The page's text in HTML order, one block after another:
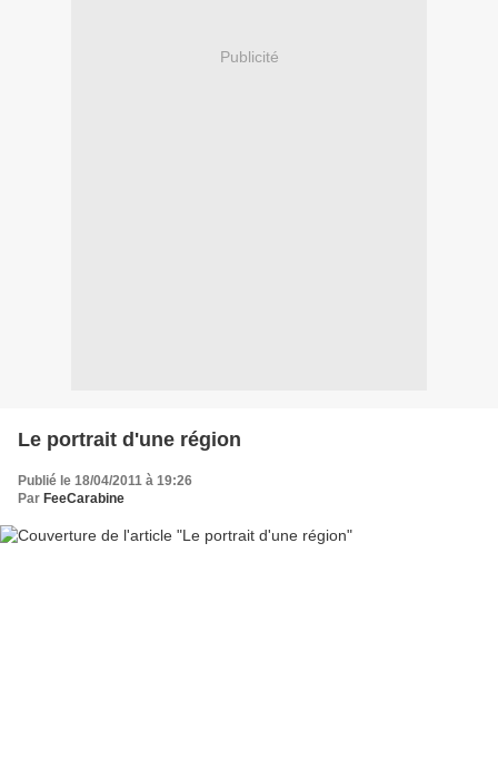
Publicité
Le portrait d'une région
Publié le 18/04/2011 à 19:26
Par FeeCarabine